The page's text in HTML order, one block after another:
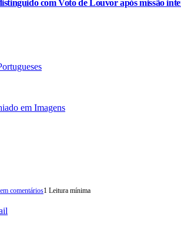
com Voto de Louvor após missão
em Imagens
comentários1 Leitura mínima